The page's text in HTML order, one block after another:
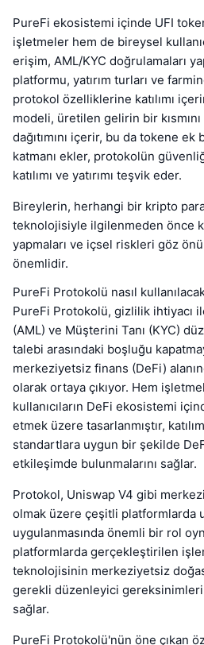
PureFi ekosistemi içinde UFI
işletmeler hem de bireysel
erişim, AML/KYC doğrulamaları
platformu, yatırım turları ve
protokol özelliklerine katılımı
modeli, üretilen gelirin bir
dağıtımını içerir, bu da tokene
katmanı ekler, protokolün
katılımı ve yatırımı teşvik eder.
Bireylerin, herhangi bir kripto
teknolojisiyle ilgilenmeden önce
yapmaları ve içsel riskleri göz
önemlidir.
PureFi Protokolü nasıl
PureFi Protokolü, gizlilik ihtiyacı
(AML) ve Müşterini Tanı (KYC)
talebi arasındaki boşluğu
merkeziyetsiz finans (DeFi)
olarak ortaya çıkıyor. Hem
kullanıcıların DeFi ekosistemi
etmek üzere tasarlanmıştır,
standartlara uygun bir şekilde
etkileşimde bulunmalarını sağlar.
Protokol, Uniswap V4 gibi
olmak üzere çeşitli platformlarda
uygulanmasında önemli bir rol
platformlarda gerçekleştirilen
teknolojisinin merkeziyetsiz
gerekli düzenleyici gereksinimleri
sağlar.
PureFi Protokolü'nün öne çıkan